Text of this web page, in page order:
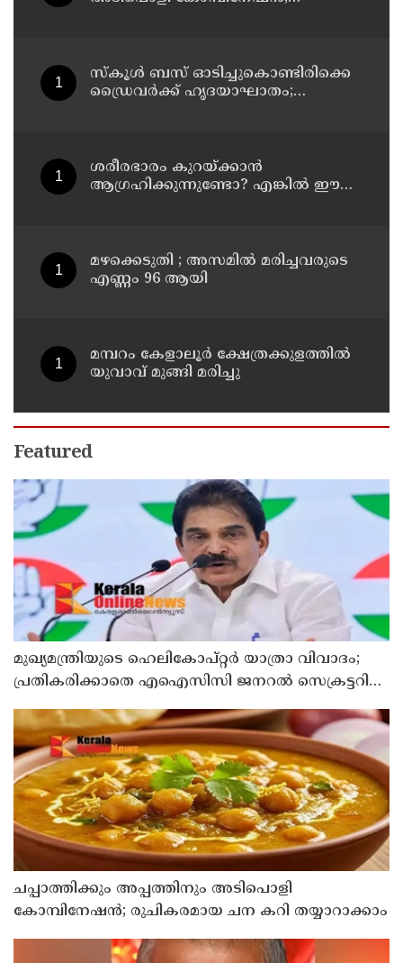
സ്കൂൾ ബസ് ഓടിച്ചുകൊണ്ടിരിക്കെ
ഡ്രൈവർക്ക് ഹൃദയാഘാതം;
ശരീരഭാരം കുറയ്ക്കാൻ
ആഗ്രഹിക്കുന്നുണ്ടോ? എങ്കിൽ ഈ
മഴക്കെടുതി ; അസമില്‍ മരിച്ചവരുടെ
എണ്ണം 96 ആയി
മമ്പറം കേളാലൂർ ക്ഷേത്രക്കുളത്തിൽ
യുവാവ് മുങ്ങി മരിച്ചു
Featured
മുഖ്യമന്ത്രിയുടെ ഹെലികോപ്റ്റര്‍ യാത്രാ വിവാദം;
പ്രതികരിക്കാതെ എഐസിസി ജനറല്‍ സെക്രട്ടറി
ചപ്പാത്തിക്കും അപ്പത്തിനും അടിപൊളി
കോമ്പിനേഷൻ; രുചികരമായ ചന കറി തയ്യാറാക്കാം